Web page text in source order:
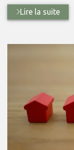
Lire la suite